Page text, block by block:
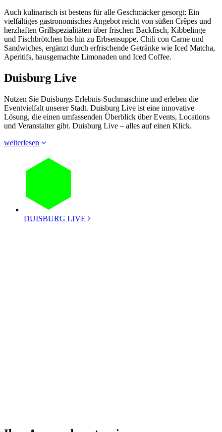
Auch kulinarisch ist bestens für alle Geschmäcker gesorgt: Ein
vielfältiges gastronomisches Angebot reicht von süßen Crêpes und
herzhaften Grillspezialitäten über frischen Backfisch, Kibbelinge
und Fischbrötchen bis hin zu Erbsensuppe, Chili con Carne und
Sandwiches, ergänzt durch erfrischende Getränke wie Iced Matcha,
Aperitifs, hausgemachte Limonaden und Iced Coffee.
Duisburg Live
Nutzen Sie Duisburgs Erlebnis-Suchmaschine und erleben die
Eventvielfalt unserer Stadt. Duisburg Live ist eine innovative
Lösung, die einen umfassenden Überblick über Events, Locations
und Veranstalter gibt. Duisburg Live – alles auf einen Klick.
weiterlesen
DUISBURG LIVE